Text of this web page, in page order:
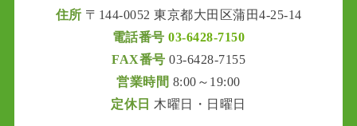
住所 〒144-0052 東京都大田区蒲田4-25-14
電話番号 03-6428-7150
FAX番号 03-6428-7155
営業時間 8:00～19:00
定休日 木曜日・日曜日